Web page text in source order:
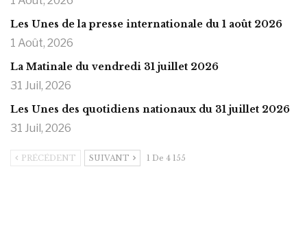
Les Unes de la presse internationale du 1 août 2026
1 Août, 2026
La Matinale du vendredi 31 juillet 2026
31 Juil, 2026
Les Unes des quotidiens nationaux du 31 juillet 2026
31 Juil, 2026
PRÉCÉDENT SUIVANT 1 De 4 155